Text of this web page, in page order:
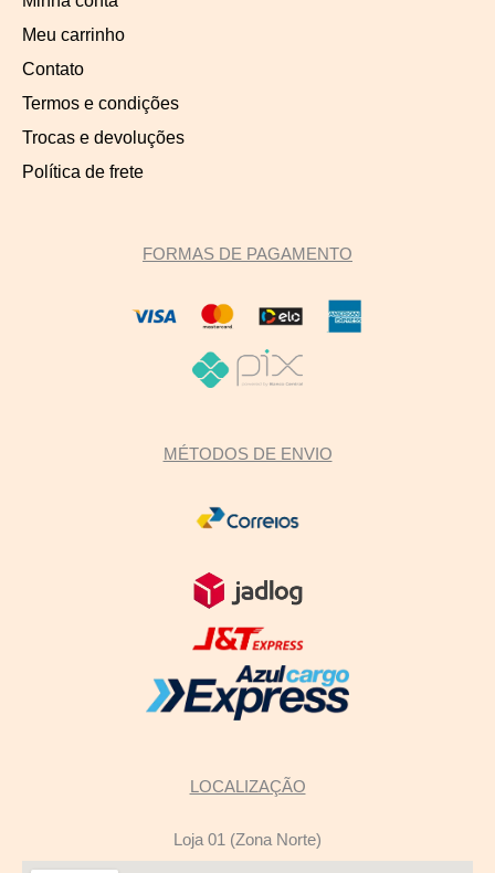
Meu carrinho
Contato
Termos e condições
Trocas e devoluções
Política de frete
FORMAS DE PAGAMENTO
MÉTODOS DE ENVIO
LOCALIZAÇÃO
Loja 01 (Zona Norte)